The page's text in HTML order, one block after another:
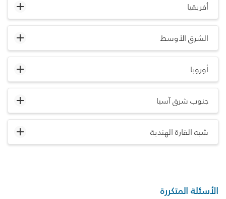
أفريقيا
الشرق الأوسط
أوروبا
جنوب شرق آسيا
شبه القارة الهندية
الأسئلة المتكررة